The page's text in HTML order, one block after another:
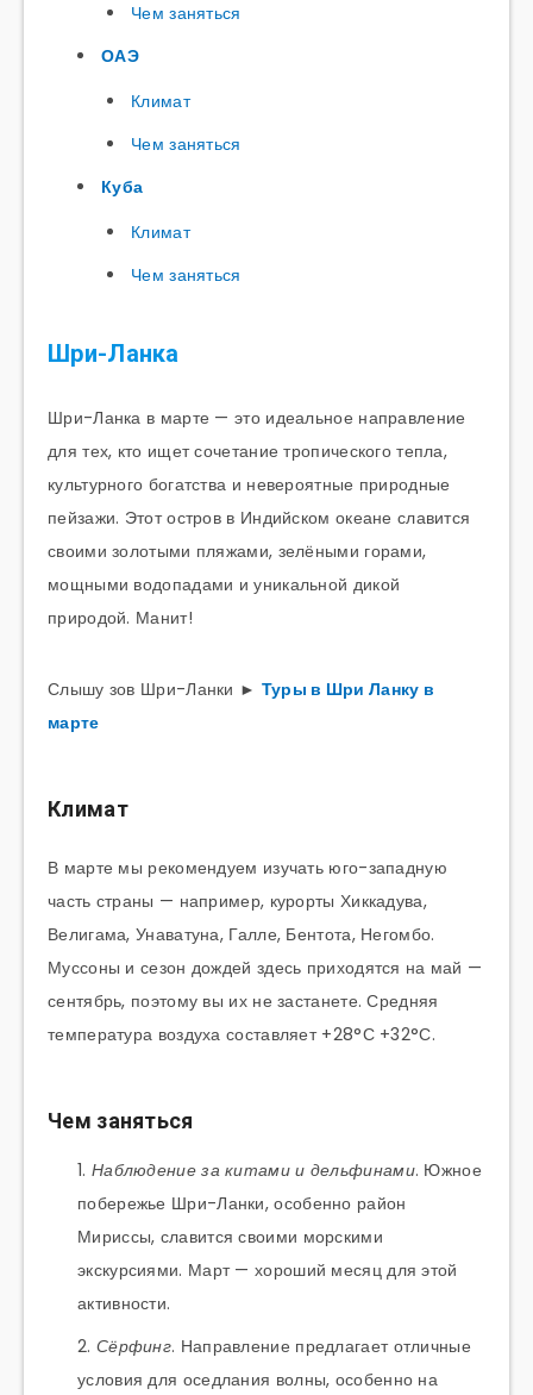
Чем заняться
ОАЭ
Климат
Чем заняться
Куба
Климат
Чем заняться
Шри-Ланка
Шри-Ланка в марте — это идеальное направление
для тех, кто ищет сочетание тропического тепла,
культурного богатства и невероятные природные
пейзажи. Этот остров в Индийском океане славится
своими золотыми пляжами, зелёными горами,
мощными водопадами и уникальной дикой
природой. Манит!
Слышу зов Шри-Ланки ► Туры в Шри Ланку в
марте
Климат
В марте мы рекомендуем изучать юго-западную
часть страны — например, курорты Хиккадува,
Велигама, Унаватуна, Галле, Бентота, Негомбо.
Муссоны и сезон дождей здесь приходятся на май —
сентябрь, поэтому вы их не застанете. Средняя
температура воздуха составляет +28°С +32°С.
Чем заняться
Наблюдение за китами и дельфинами. Южное
побережье Шри-Ланки, особенно район
Мириссы, славится своими морскими
экскурсиями. Март — хороший месяц для этой
активности.
Сёрфинг. Направление предлагает отличные
условия для оседлания волны, особенно на